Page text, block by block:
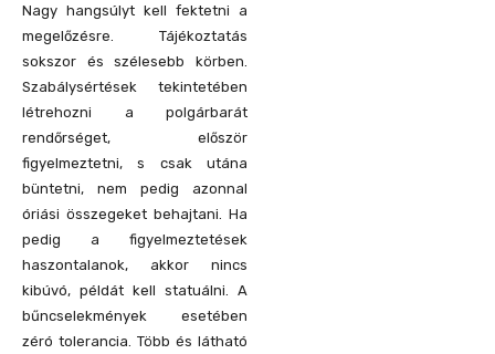
Nagy hangsúlyt kell fektetni a
megelőzésre. Tájékoztatás
sokszor és szélesebb körben.
Szabálysértések tekintetében
létrehozni a polgárbarát
rendőrséget, először
figyelmeztetni, s csak utána
büntetni, nem pedig azonnal
óriási összegeket behajtani. Ha
pedig a figyelmeztetések
haszontalanok, akkor nincs
kibúvó, példát kell statuálni. A
bűncselekmények esetében
zéró tolerancia. Több és látható